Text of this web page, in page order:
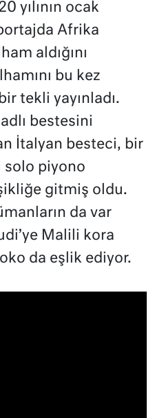
yılının ocak
Afrika
aldığını
bu kez
tekli yayınladı.
bestesini
İtalyan besteci, bir
solo piyono
gitmiş oldu.
da var
Malili kora
da eşlik ediyor.